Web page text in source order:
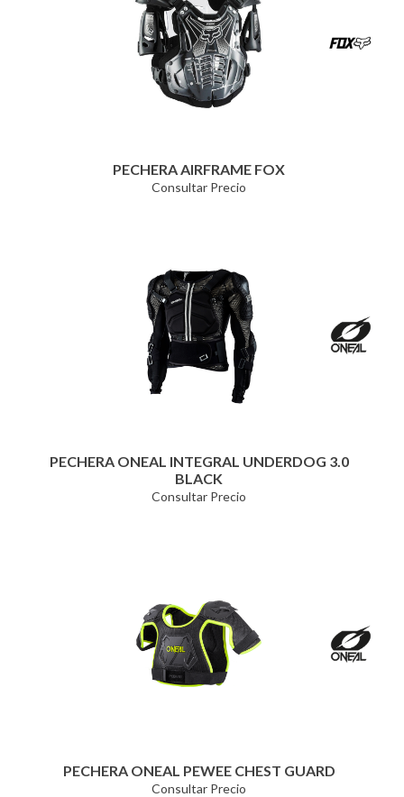
PECHERA AIRFRAME FOX
Consultar Precio
PECHERA ONEAL INTEGRAL UNDERDOG 3.0
BLACK
Consultar Precio
PECHERA ONEAL PEWEE CHEST GUARD
Consultar Precio